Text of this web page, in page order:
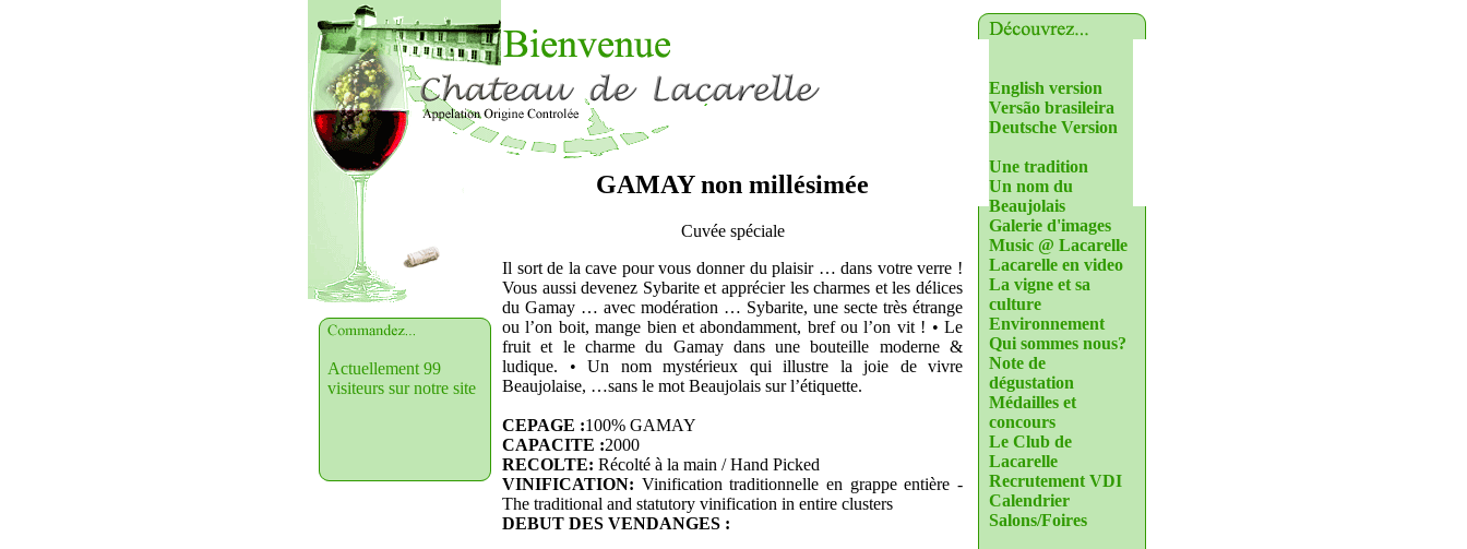
Actuellement 99
visiteurs sur notre site
GAMAY non millésimée
Cuvée spéciale
Il sort de la cave pour vous donner du plaisir … dans votre verre !
Vous aussi devenez Sybarite et apprécier les charmes et les délices
du Gamay … avec modération … Sybarite, une secte très étrange
ou l’on boit, mange bien et abondamment, bref ou l’on vit ! • Le
fruit et le charme du Gamay dans une bouteille moderne &
ludique. • Un nom mystérieux qui illustre la joie de vivre
Beaujolaise, …sans le mot Beaujolais sur l’étiquette.
CEPAGE :100% GAMAY
CAPACITE :2000
RECOLTE: Récolté à la main / Hand Picked
VINIFICATION: Vinification traditionnelle en grappe entière -
The traditional and statutory vinification in entire clusters
DEBUT DES VENDANGES :
English version
Versão brasileira
Deutsche Version
Une tradition
Un nom du
Beaujolais
Galerie d'images
Music @ Lacarelle
Lacarelle en video
La vigne et sa
culture
Environnement
Qui sommes nous?
Note de
dégustation
Médailles et
concours
Le Club de
Lacarelle
Recrutement VDI
Calendrier
Salons/Foires